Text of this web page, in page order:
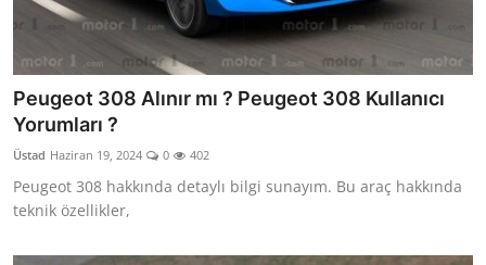
Peugeot 308 Alınır mı ? Peugeot 308 Kullanıcı
Yorumları ?
Üstad Haziran 19, 2024 0 402
Peugeot 308 hakkında detaylı bilgi sunayım. Bu araç hakkında
teknik özellikler,